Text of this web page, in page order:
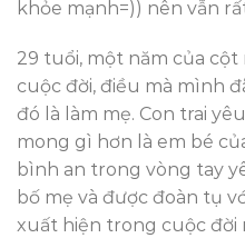
khỏe mạnh=)) nên vẫn
29 tuổi, một năm của
cuộc đời, điều mà mình
đó là làm mẹ. Con trai
mong gì hơn là em bé
bình an trong vòng tay
bố mẹ và được đoàn tụ
xuất hiện trong cuộc đời